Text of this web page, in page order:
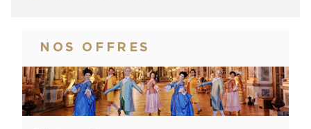
NOS OFFRES